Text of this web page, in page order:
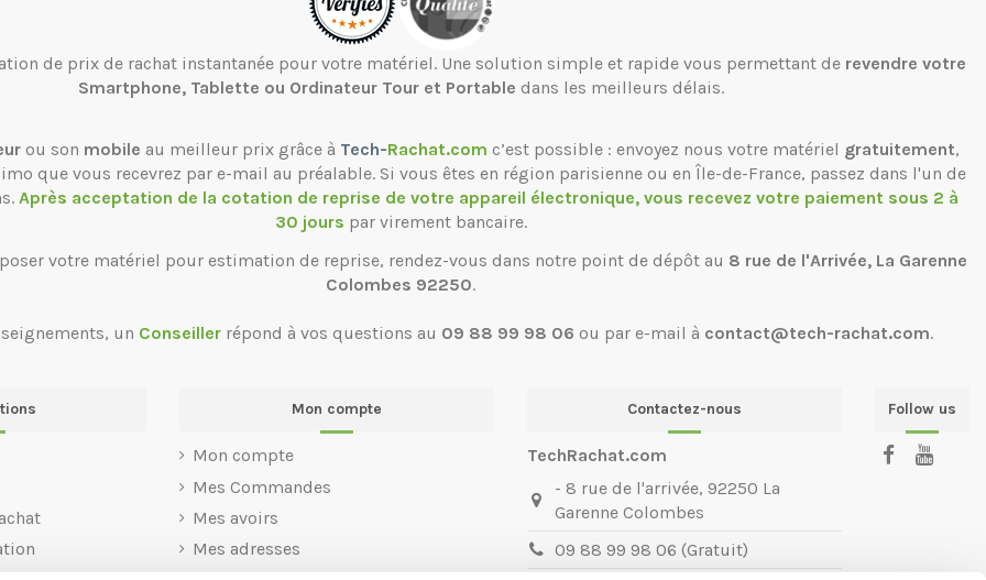
de prix de rachat instantanée pour votre matériel. Une solution simple et rapide vous permettant de revendre votre
Smartphone, Tablette ou Ordinateur Tour et Portable dans les meilleurs délais.
ou son mobile au meilleur prix grâce à Tech-Rachat.com c’est possible : envoyez nous votre matériel gratuitement,
que vous recevrez par e-mail au préalable. Si vous êtes en région parisienne ou en Île-de-France, passez dans l'un de
Après acceptation de la cotation de reprise de votre appareil électronique, vous recevez votre paiement sous 2 à
30 jours par virement bancaire.
votre matériel pour estimation de reprise, rendez-vous dans notre point de dépôt au 8 rue de l'Arrivée, La Garenne
Colombes 92250.
un Conseiller répond à vos questions au 09 88 99 98 06 ou par e-mail à contact@tech-rachat.com.
Mon compte
Mon compte
Mes Commandes
Mes avoirs
Mes adresses
Contactez-nous
TechRachat.com
- 8 rue de l'arrivée, 92250 La
Garenne Colombes
09 88 99 98 06 (Gratuit)
Follow us